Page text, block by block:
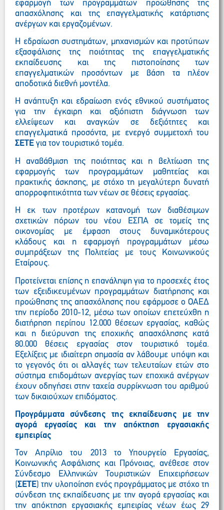
εφαρμογή των προγραμμάτων προώθησης της
απασχόλησης και της επαγγελματικής κατάρτισης
ανέργων και εργαζομένων.
Η εδραίωση συστημάτων, μηχανισμών και προτύπων
εξασφάλισης της ποιότητας της επαγγελματικής
εκπαίδευσης και της πιστοποίησης των
επαγγελματικών προσόντων με βάση τα πλέον
αποδοτικά διεθνή μοντέλα.
Η ανάπτυξη και εδραίωση ενός εθνικού συστήματος
για την έγκαιρη και αξιόπιστη διάγνωση των
ελλείψεων και αναγκών σε δεξιότητες και
επαγγελματικά προσόντα, με ενεργό συμμετοχή του
ΣΕΤΕ για τον τουριστικό τομέα.
Η αναβάθμιση της ποιότητας και η βελτίωση της
εφαρμογής των προγραμμάτων μαθητείας και
πρακτικής άσκησης, με στόχο τη μεγαλύτερη δυνατή
απορροφητικότητα των νέων σε θέσεις εργασίας.
Η εκ των προτέρων κατανομή των διαθέσιμων
σχετικών πόρων του νέου ΕΣΠΑ σε τομείς της
οικονομίας με έμφαση στους δυναμικότερους
κλάδους και η εφαρμογή προγραμμάτων μέσω
συμπράξεων της Πολιτείας με τους Κοινωνικούς
Εταίρους.
Προτείνεται επίσης η επανάληψη για το προσεχές έτος
των εξειδικευμένων προγραμμάτων διατήρησης και
προώθησης της απασχόλησης που εφάρμοσε ο ΟΑΕΔ
την περίοδο 2010-12, μέσω των οποίων επετεύχθη η
διατήρηση περίπου 12.000 θέσεων εργασίας, καθώς
και η διεύρυνση της εποχικής απασχόλησης κατά
80.000 θέσεις εργασίας στον τουριστικό τομέα.
Εξελίξεις με ιδιαίτερη σημασία αν λάβουμε υπόψη και
το γεγονός ότι οι αλλαγές των τελευταίων ετών στο
σύστημα επιδομάτων ανεργίας των εποχικά ανέργων
έχουν οδηγήσει στην ταχεία συρρίκνωση του αριθμού
των δικαιούχων επιδόματος.
Προγράμματα σύνδεσης της εκπαίδευσης με την
αγορά εργασίας και την απόκτηση εργασιακής
εμπειρίας
Τον Απρίλιο του 2013 το Υπουργείο Εργασίας,
Κοινωνικής Ασφάλισης και Πρόνοιας, ανέθεσε στον
Σύνδεσμο Ελληνικών Τουριστικών Επιχειρήσεων
(ΣΕΤΕ) την υλοποίηση ενός προγράμματος με στόχο τη
σύνδεση της εκπαίδευσης με την αγορά εργασίας και
την απόκτηση εργασιακής εμπειρίας νέων έως 29